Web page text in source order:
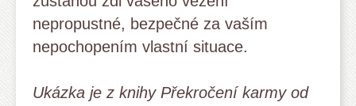
nepropustné, bezpečné za vaším
nepochopením vlastní situace.
Ukázka je z knihy Překročení karmy od